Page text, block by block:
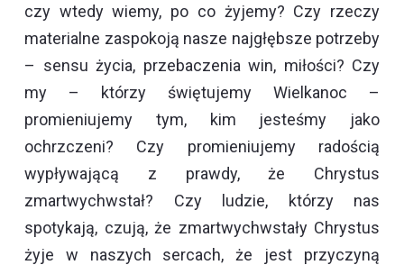
czy wtedy wiemy, po co żyjemy? Czy rzeczy
materialne zaspokoją nasze najgłębsze potrzeby
– sensu życia, przebaczenia win, miłości? Czy
my – którzy świętujemy Wielkanoc –
promieniujemy tym, kim jesteśmy jako
ochrzczeni? Czy promieniujemy radością
wypływającą z prawdy, że Chrystus
zmartwychwstał? Czy ludzie, którzy nas
spotykają, czują, że zmartwychwstały Chrystus
żyje w naszych sercach, że jest przyczyną